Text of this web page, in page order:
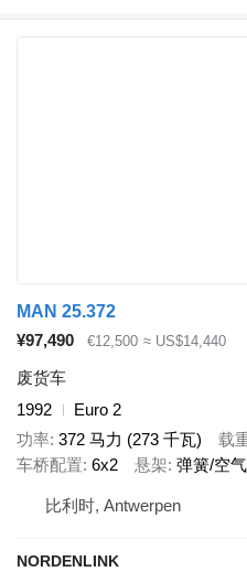
MAN 25.372
¥97,490
€12,500 ≈ US$14,440
废货车
1992
Euro 2
功率 372 马力 (273 千瓦) 载
车桥配置 6x2 悬架 弹簧/空气
比利时, Antwerpen
NORDENLINK